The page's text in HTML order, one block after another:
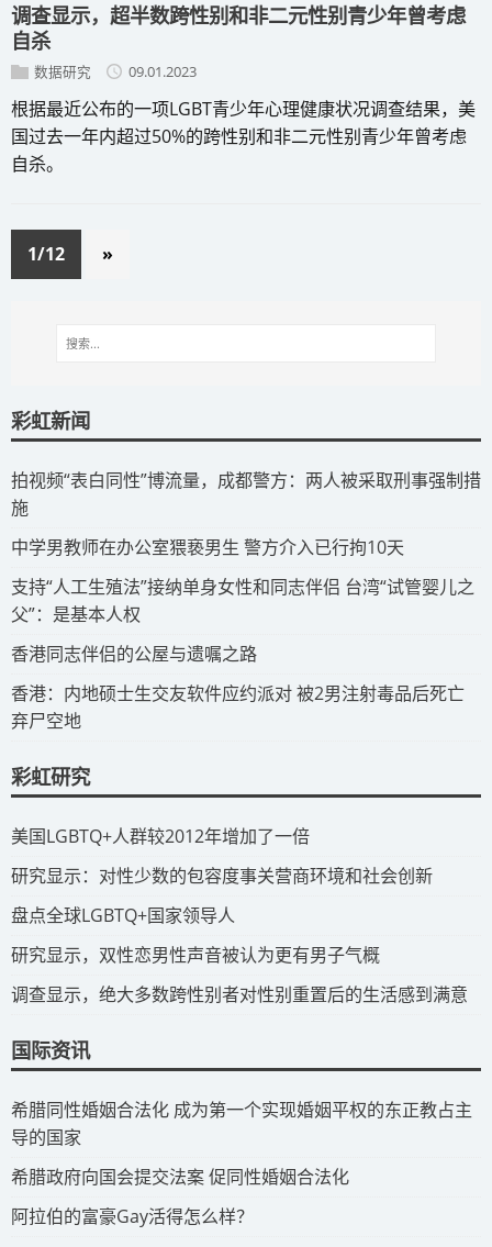
调查显示，超半数跨性别和非二元性别青少年曾考虑
自杀
数据研究 09.01.2023
根据最近公布的一项LGBT青少年心理健康状况调查结果，美
国过去一年内超过50%的跨性别和非二元性别青少年曾考虑
自杀。
1/12 »
彩虹新闻
拍视频“表白同性”博流量，成都警方：两人被采取刑事强制措
施
​中学男教师在办公室猥亵男生 警方介入已行拘10天
​支持“人工生殖法”接纳单身女性和同志伴侣 台湾“试管婴儿之
父”：是基本人权
​香港同志伴侣的公屋与遗嘱之路
​香港：内地硕士生交友软件应约派对 被2男注射毒品后死亡
弃尸空地
彩虹研究
​美国LGBTQ+人群较2012年增加了一倍
​研究显示：对性少数的包容度事关营商环境和社会创新
​盘点全球LGBTQ+国家领导人
研究显示，双性恋男性声音被认为更有男子气概
调查显示，绝大多数跨性别者对性别重置后的生活感到满意
国际资讯
​希腊同性婚姻合法化 成为第一个实现婚姻平权的东正教占主
导的国家
​希腊政府向国会提交法案 促同性婚姻合法化
​阿拉伯的富豪Gay活得怎么样？